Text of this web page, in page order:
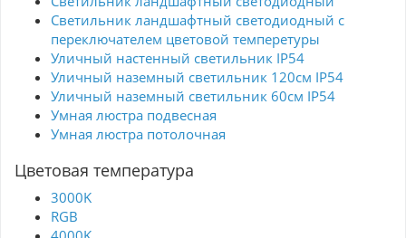
Светильник ландшафтный светодиодный с
переключателем цветовой темперетуры
Уличный настенный светильник IP54
Уличный наземный светильник 120см IP54
Уличный наземный светильник 60см IP54
Умная люстра подвесная
Умная люстра потолочная
Цветовая температура
3000K
RGB